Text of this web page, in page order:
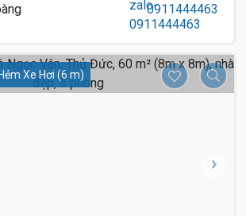
0911444463
Hẻm Xe Hơi (6 m)